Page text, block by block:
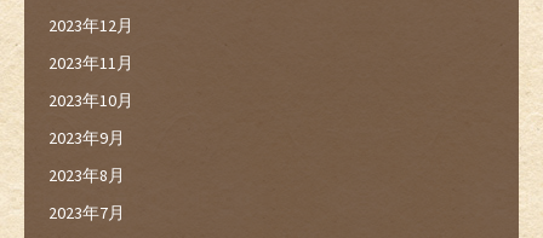
2023年12月
2023年11月
2023年10月
2023年9月
2023年8月
2023年7月